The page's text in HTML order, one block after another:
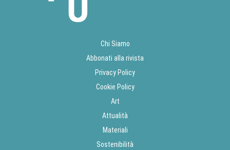
Chi Siamo
Abbonati alla rivista
Privacy Policy
Cookie Policy
Art
Attualità
Materiali
Sostenibilità